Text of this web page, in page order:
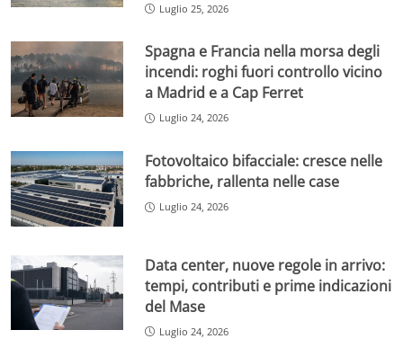
Luglio 25, 2026
Spagna e Francia nella morsa degli
incendi: roghi fuori controllo vicino
a Madrid e a Cap Ferret
Luglio 24, 2026
Fotovoltaico bifacciale: cresce nelle
fabbriche, rallenta nelle case
Luglio 24, 2026
Data center, nuove regole in arrivo:
tempi, contributi e prime indicazioni
del Mase
Luglio 24, 2026